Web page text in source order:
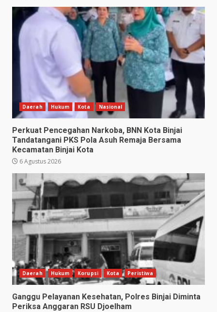
Daerah Hukum Kota Nasional
Perkuat Pencegahan Narkoba, BNN Kota Binjai
Tandatangani PKS Pola Asuh Remaja Bersama
Kecamatan Binjai Kota
6 Agustus 2026
Daerah Hukum Korupsi Kota Peristiwa
Ganggu Pelayanan Kesehatan, Polres Binjai Diminta
Periksa Anggaran RSU Djoelham